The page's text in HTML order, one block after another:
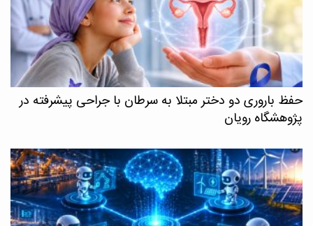
حفظ باروری دو دختر مبتلا به سرطان با جراحی پیشرفته در
پژوهشگاه رویان